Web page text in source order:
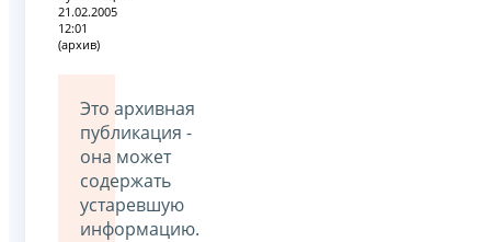
21.02.2005
12:01
(архив)
Это архивная
публикация -
она может
содержать
устаревшую
информацию.